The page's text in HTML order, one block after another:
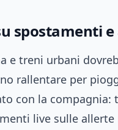
spostamenti
e treni urbani
rallentare per
con la
live sulle